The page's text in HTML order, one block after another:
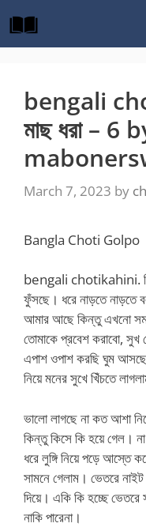
to
content
bengali
মাছ ধরা – 6
March 7, 2023 by
Bangla Choti Golpo
bengali chotikahini.
ফুঁসছে। ধরে নাড়তে নাড়তে
আমার আছে কিন্তু এখনো
তোমাকে প্রবেশ করাবো, সুখ
এপাশ ওপাশ করছি ঘুম
নিয়ে মনের সুখে খিঁচতে
ভালো লাগছে না কত আশা
কিন্তু কিসে কি হয়ে গেল।
ধরে লুঙ্গি নিয়ে পড়ে আস্তে
সামনে গেলাম। ভেতরে
দিয়ে। একি কি হচ্ছে ভেতরে
নাকি পারেনা।